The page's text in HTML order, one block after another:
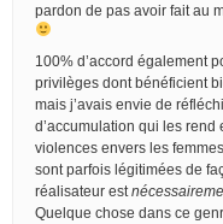
pardon de pas avoir fait au
100% d’accord également
privilèges dont bénéficient
mais j’avais envie de
d’accumulation qui les
violences envers les
sont parfois légitimées de
réalisateur est
Quelque chose dans ce